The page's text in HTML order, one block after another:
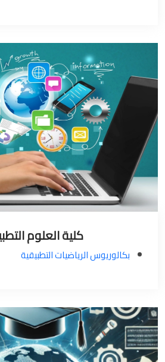
كلية العلوم
بكالوريوس الرياضيات التطبيقية